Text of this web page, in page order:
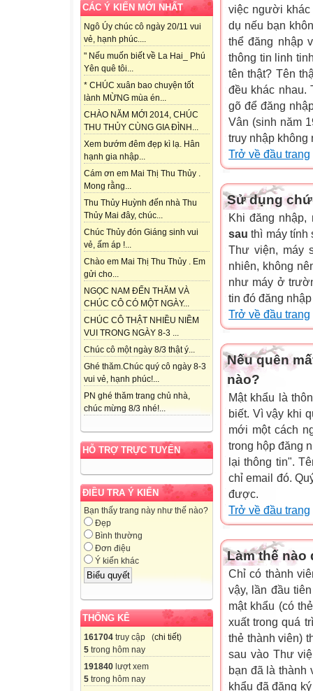
CÁC Ý KIẾN MỚI NHẤT
Ngô Úy chúc cô ngày 20/11 vui
vẻ, hạnh phúc....
" Nếu muốn biết về La Hai_ Phú
Yên quê tôi...
* CHÚC xuân bao chuyện tốt
lành MỪNG mùa én...
CHÀO NĂM MỚI 2014, CHÚC
THU THỦY CÙNG GIA ĐÌNH...
Xem bướm đêm đẹp kì lạ. Hân
hạnh gia nhập...
Cám ơn em Mai Thị Thu Thủy .
Mong rằng...
Thu Thủy Huỳnh đến nhà Thu
Thủy Mai đây, chúc...
Chúc Thủy đón Giáng sinh vui
vẻ, ấm áp !...
Chào em Mai Thị Thu Thủy . Em
gửi cho...
NGỌC NAM ĐẾN THĂM VÀ
CHÚC CÔ CÓ MỘT NGÀY...
CHÚC CÔ THẬT NHIỀU NIỀM
VUI TRONG NGÀY 8-3 ...
Chúc cô một ngày 8/3 thật ý...
Ghé thăm.Chúc quý cô ngày 8-3
vui vẻ, hạnh phúc!...
PN ghé thăm trang chủ nhà,
chúc mừng 8/3 nhé!...
HỖ TRỢ TRỰC TUYẾN
ĐIỀU TRA Ý KIẾN
Bạn thấy trang này như thế nào?
Đẹp
Bình thường
Đơn điệu
Ý kiến khác
THỐNG KÊ
161704 truy cập (chi tiết)
5 trong hôm nay
191840 lượt xem
5 trong hôm nay
việc người khác
dụ nếu bạn
thể đăng nhập
thông tin linh
tên thật? Tên
đều khác nhau.
gõ để đăng
Vân (sinh năm
truy nhập không
Trở về đầu trang
Sử dụng
Khi đăng
sau thì máy tính
Thư viện, máy
nhiên, không
như máy ở
tin đó đăng
Trở về đầu trang
Nếu quên
nào?
Mật khẩu là
biết. Vì vậy khi
mới một cách
trong hộp đăng
lại thông tin".
chỉ email đó.
được.
Trở về đầu trang
Làm thế nào
Chỉ có thành
vậy, lần đầu
mật khẩu (có
xuất trong quá
thẻ thành viên)
sau vào Thư
bạn đã là thành
khẩu đã đăng